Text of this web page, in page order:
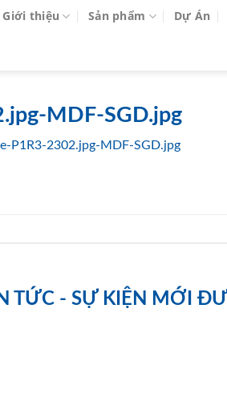
Giới thiệu Sản phẩm Dự Án
MDF-SGD.jpg
P1R3-2302.jpg-MDF-SGD.jpg
TỨC - SỰ KIỆN MỚI